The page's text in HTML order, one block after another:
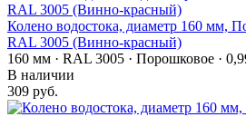
Колено водостока, диаметр 160 мм,
RAL 3005 (Винно-красный)
160 мм · RAL 3005 · Порошковое ·
В наличии
309 руб.